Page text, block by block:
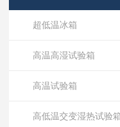
超低温冰箱
高温高湿试验箱
高温试验箱
高低温交变湿热试验